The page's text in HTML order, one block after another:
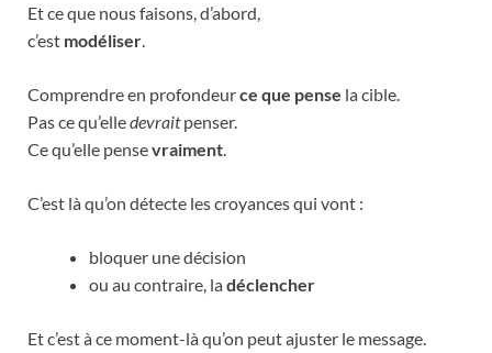
Et ce que nous faisons, d’abord,
c’est modéliser.
Comprendre en profondeurce que pense la cible.
Pas ce qu’elledevraitpenser.
Ce qu’elle pensevraiment.
C’est là qu’on détecte les croyances qui vont :
bloquer une décision
ou au contraire, ladéclencher
Et c’est à ce moment-là qu’on peut ajuster le message.